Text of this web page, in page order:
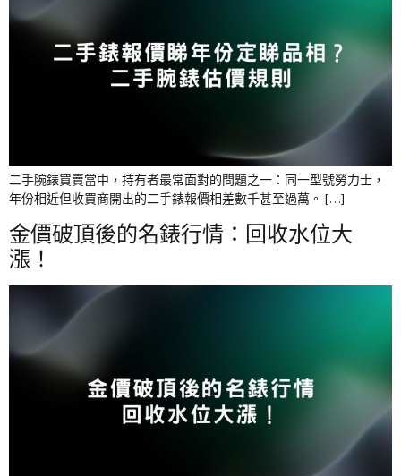
二手腕錶買賣當中，持有者最常面對的問題之一：同一型號勞力士，
年份相近但收買商開出的二手錶報價相差數千甚至過萬。 […]
金價破頂後的名錶行情：回收水位大
漲！